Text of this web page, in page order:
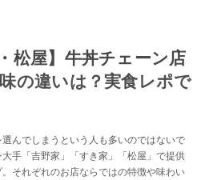
松屋】牛丼チェーン店
の違いは？実食レポで
んでしまうという人も多いのではないで
手「吉野家」「すき家」「松屋」で提供
それぞれのお店ならではの特徴や味わい